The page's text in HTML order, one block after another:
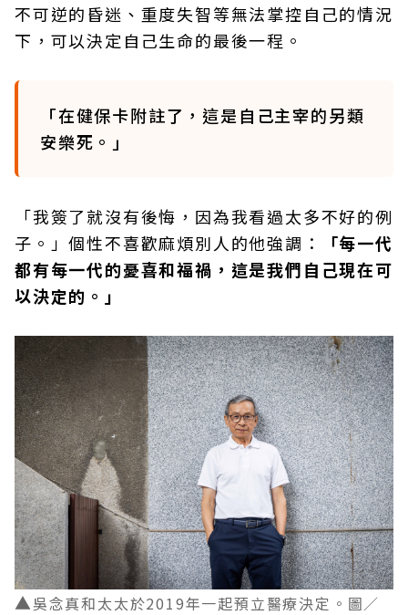
不可逆的昏迷、重度失智等無法掌控自己的情況
下，可以決定自己生命的最後一程。
「在健保卡附註了，這是自己主宰的另類
安樂死。」
「我簽了就沒有後悔，因為我看過太多不好的例
子。」個性不喜歡麻煩別人的他強調：
「每一代
都有每一代的憂喜和福禍，這是我們自己現在可
以決定的。」
▲吳念真和太太於2019年一起預立醫療決定。圖／